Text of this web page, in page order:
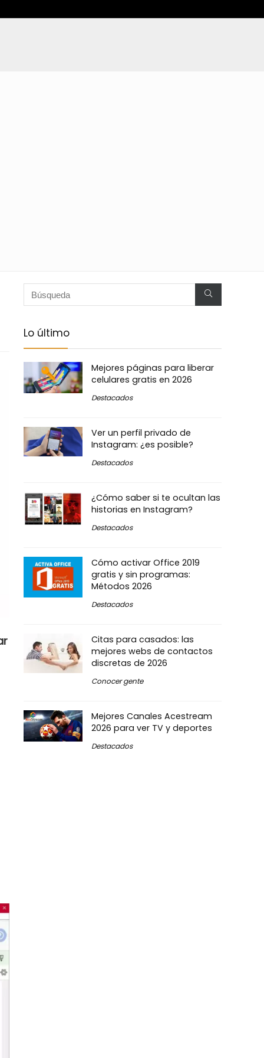
Lo último
Mejores páginas para liberar
celulares gratis en 2026
Destacados
Ver un perfil privado de
Instagram: ¿es posible?
Destacados
¿Cómo saber si te ocultan las
historias en Instagram?
Destacados
Cómo activar Office 2019
gratis y sin programas:
Métodos 2026
Destacados
Citas para casados: las
mejores webs de contactos
discretas de 2026
Conocer gente
Mejores Canales Acestream
2026 para ver TV y deportes
Destacados